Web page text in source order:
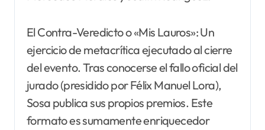
El Contra-Veredicto o «Mis Lauros»: Un
ejercicio de metacrítica ejecutado al cierre
del evento. Tras conocerse el fallo oficial del
jurado (presidido por Félix Manuel Lora),
Sosa publica sus propios premios. Este
formato es sumamente enriquecedor